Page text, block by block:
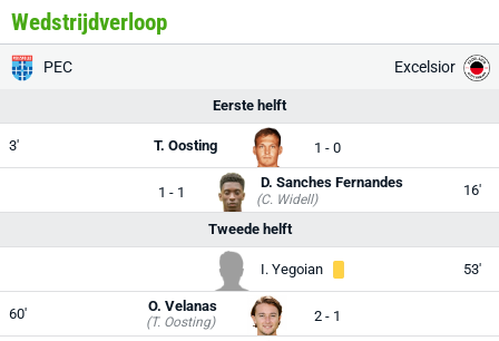
Wedstrijdverloop
PEC Excelsior
Eerste helft
3' T. Oosting 1 - 0
1 - 1
D. Sanches Fernandes
(C. Widell)
16'
Tweede helft
I. Yegoian 53'
60' (T. Oosting)
O. Velanas
2 - 1